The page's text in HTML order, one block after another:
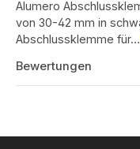
Alumero
von 30-42 mm in
Abschlussklemme für…
Bewertungen